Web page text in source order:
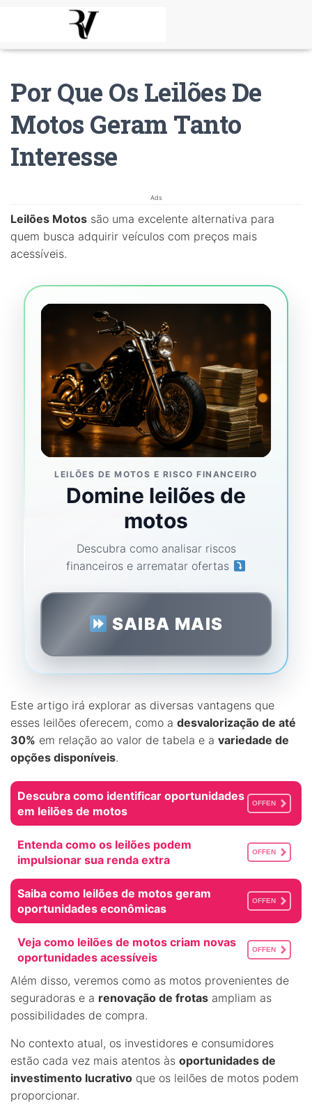
Por Que Os Leilões De
Motos Geram Tanto
Interesse
Ads
Leilões Motos são uma excelente alternativa para
quem busca adquirir veículos com preços mais
acessíveis.
LEILÕES DE MOTOS E RISCO FINANCEIRO
Domine leilões de
motos
Descubra como analisar riscos
financeiros e arrematar ofertas
SAIBA MAIS
Este artigo irá explorar as diversas vantagens que
esses leilões oferecem, como a desvalorização de até
30% em relação ao valor de tabela e a variedade de
opções disponíveis.
Descubra como identificar oportunidades
em leilões de motos
OFFEN
Entenda como os leilões podem
impulsionar sua renda extra
OFFEN
Saiba como leilões de motos geram
oportunidades econômicas
OFFEN
Veja como leilões de motos criam novas
oportunidades acessíveis
OFFEN
Além disso, veremos como as motos provenientes de
seguradoras e a renovação de frotas ampliam as
possibilidades de compra.
No contexto atual, os investidores e consumidores
estão cada vez mais atentos às oportunidades de
investimento lucrativo que os leilões de motos podem
proporcionar.